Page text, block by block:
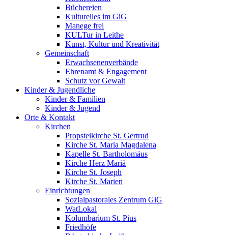
Büchereien
Kulturelles im GiG
Manege frei
KULTur in Leithe
Kunst, Kultur und Kreativität
Gemeinschaft
Erwachsenenverbände
Ehrenamt & Engagement
Schutz vor Gewalt
Kinder & Jugendliche
Kinder & Familien
Kinder & Jugend
Orte & Kontakt
Kirchen
Propsteikirche St. Gertrud
Kirche St. Maria Magdalena
Kapelle St. Bartholomäus
Kirche Herz Mariä
Kirche St. Joseph
Kirche St. Marien
Einrichtungen
Sozialpastorales Zentrum GiG
WatLokal
Kolumbarium St. Pius
Friedhöfe